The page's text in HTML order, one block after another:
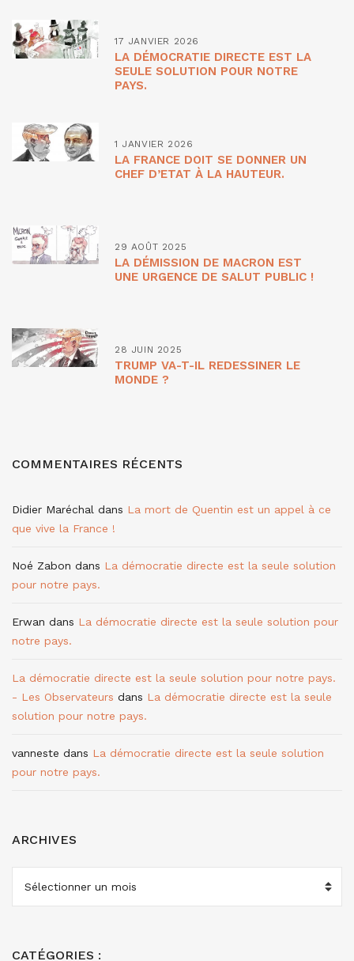
17 JANVIER 2026
LA DÉMOCRATIE DIRECTE EST LA
SEULE SOLUTION POUR NOTRE
PAYS.
1 JANVIER 2026
LA FRANCE DOIT SE DONNER UN
CHEF D’ETAT À LA HAUTEUR.
29 AOÛT 2025
LA DÉMISSION DE MACRON EST
UNE URGENCE DE SALUT PUBLIC !
28 JUIN 2025
TRUMP VA-T-IL REDESSINER LE
MONDE ?
COMMENTAIRES RÉCENTS
Didier Maréchal dans La mort de Quentin est un appel à ce
que vive la France !
Noé Zabon dans La démocratie directe est la seule solution
pour notre pays.
Erwan dans La démocratie directe est la seule solution pour
notre pays.
La démocratie directe est la seule solution pour notre pays.
- Les Observateurs dans La démocratie directe est la seule
solution pour notre pays.
vanneste dans La démocratie directe est la seule solution
pour notre pays.
ARCHIVES
ARCHIVES
CATÉGORIES :